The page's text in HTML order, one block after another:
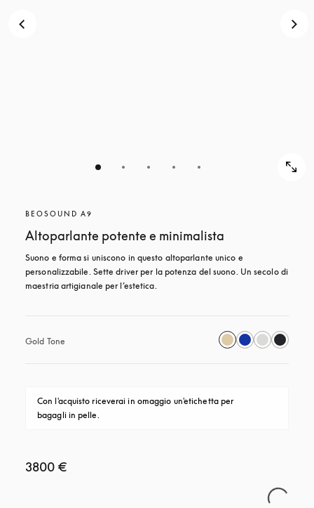
BEOSOUND A9
Altoparlante potente e minimalista
Suono e forma si uniscono in questo altoparlante unico e
personalizzabile. Sette driver per la potenza del suono. Un secolo di
maestria artigianale per l’estetica.
Gold Tone
Con l'acquisto riceverai in omaggio un'etichetta per
bagagli in pelle.
3800 €